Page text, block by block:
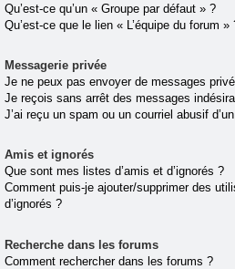
Qu’est-ce qu’un « Groupe par défaut » ?
Qu’est-ce que le lien « L’équipe du forum »
Messagerie privée
Je ne peux pas envoyer de messages
Je reçois sans arrêt des messages
J’ai reçu un spam ou un courriel abusif
Amis et ignorés
Que sont mes listes d’amis et d’ignorés ?
Comment puis-je ajouter/supprimer des
d’ignorés ?
Recherche dans les forums
Comment rechercher dans les forums ?